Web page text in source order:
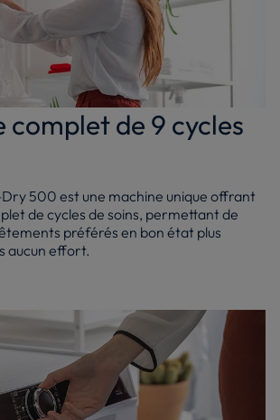
complet de 9 cycles
500 est une machine unique offrant
de cycles de soins, permettant de
préférés en bon état plus
aucun effort.